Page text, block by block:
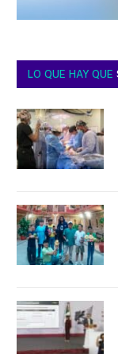
LO QUE HAY QUE